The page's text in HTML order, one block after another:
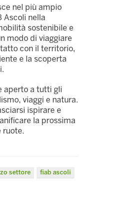
nel più ampio
Ascoli nella
sostenibile e
modo di viaggiare
con il territorio,
e la scoperta
aperto a tutti gli
viaggi e natura.
ispirare e
la prossima
ruote.
settore
fiab ascoli